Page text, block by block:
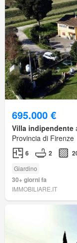
695.000 €
Villa indipendente
Provincia di Firenze
6 2
Giardino
30+ giorni fa
IMMOBILIARE.IT